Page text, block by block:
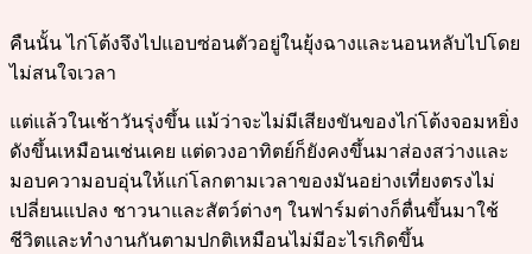
คืนนั้น ไก่โต้งจึงไปแอบซ่อนตัวอยู่ในยุ้งฉางและนอนหลับไปโดย
ไม่สนใจเวลา
แต่แล้วในเช้าวันรุ่งขึ้น แม้ว่าจะไม่มีเสียงขันของไก่โต้งจอมหยิ่ง
ดังขึ้นเหมือนเช่นเคย แต่ดวงอาทิตย์ก็ยังคงขึ้นมาส่องสว่างและ
มอบความอบอุ่นให้แก่โลกตามเวลาของมันอย่างเที่ยงตรงไม่
เปลี่ยนแปลง ชาวนาและสัตว์ต่างๆ ในฟาร์มต่างก็ตื่นขึ้นมาใช้
ชีวิตและทำงานกันตามปกติเหมือนไม่มีอะไรเกิดขึ้น